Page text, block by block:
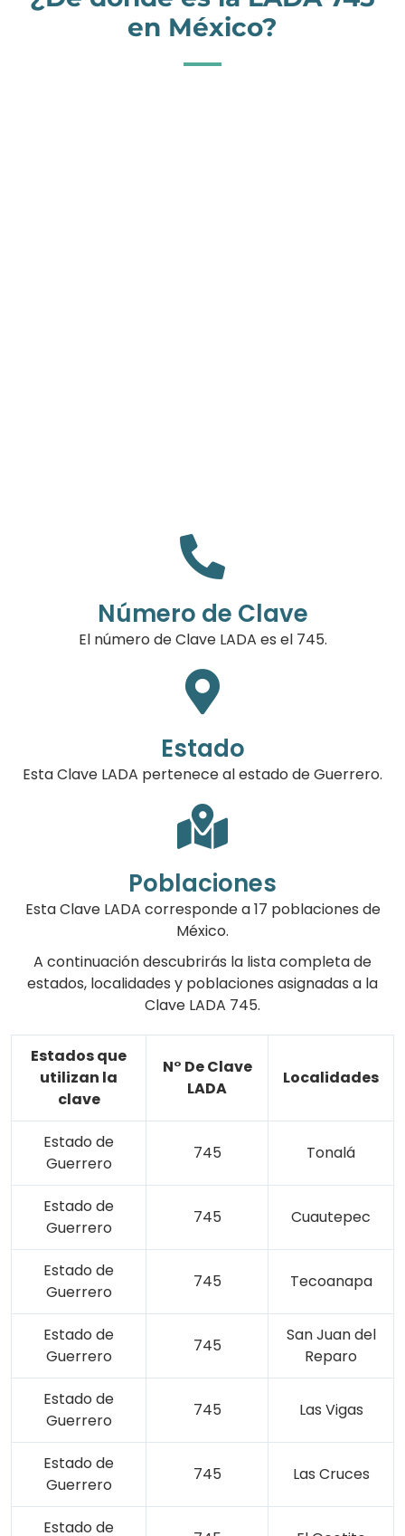
en México?
Número de Clave
El número de Clave LADA es el 745.
Estado
Esta Clave LADA pertenece al estado de Guerrero.
Poblaciones
Esta Clave LADA corresponde a 17 poblaciones de
México.
A continuación descubrirás la lista completa de
estados, localidades y poblaciones asignadas a la
Clave LADA 745.
Estados que
utilizan la
clave
N° De Clave
LADA
Localidades
Estado de
Guerrero
745 Tonalá
Estado de
Guerrero
745 Cuautepec
Estado de
Guerrero
745 Tecoanapa
Estado de
Guerrero
745
San Juan del
Reparo
Estado de
Guerrero
745 Las Vigas
Estado de
Guerrero
745 Las Cruces
Estado de